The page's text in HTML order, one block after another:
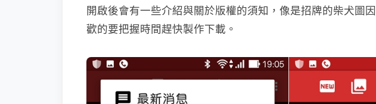
開啟後會有一些介紹與關於版權的須知，像是招牌的柴犬圖
歡的要把握時間趕快製作下載。